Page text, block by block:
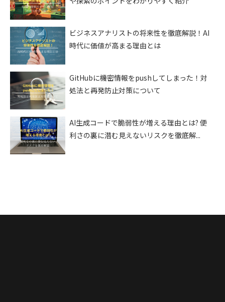
ビジネスアナリストの将来性を徹底解説！AI
時代に価値が高まる理由とは
GitHubに機密情報をpushしてしまった！対
処法と再発防止対策について
AI生成コードで脆弱性が増える理由とは? 便
利さの裏に潜む見えないリスクを徹底解...